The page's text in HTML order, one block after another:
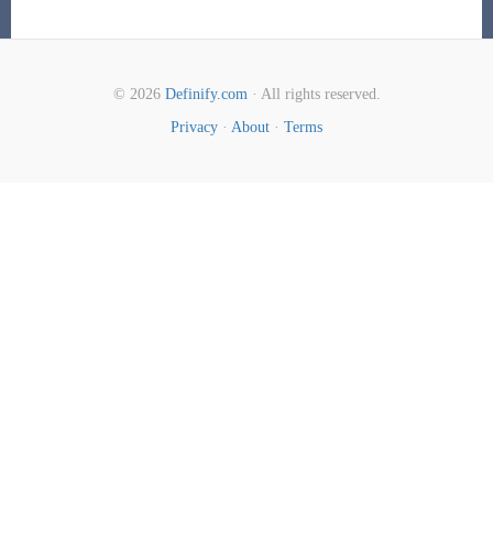
© 2026 Definify.com· All rights reserved.
Privacy · About · Terms